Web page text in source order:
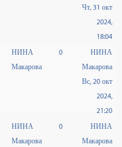
Чт, 31 окт
2024,
18:04
НИНА
Макарова
0
НИНА
Макарова
Вс, 20 окт
2024,
21:20
НИНА
Макарова
0
НИНА
Макарова